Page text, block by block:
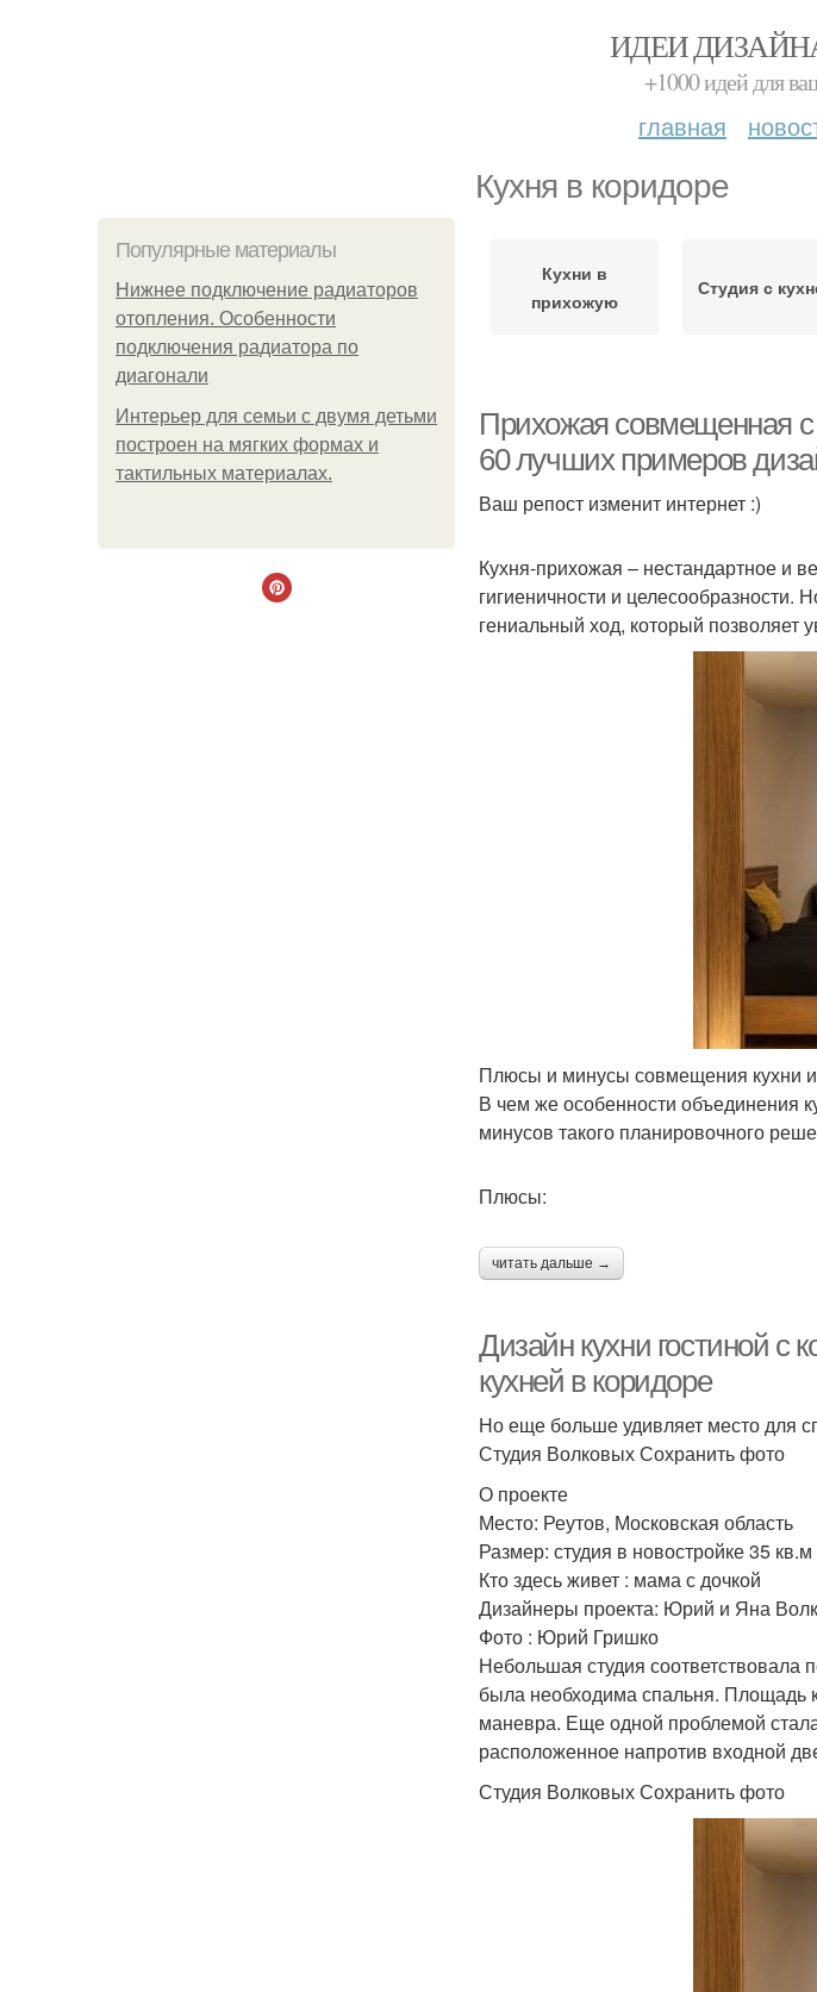
ИДЕИ
+1000 идей для
главная
Кухня в коридоре
Популярные материалы
Нижнее подключение радиаторов
отопления. Особенности
подключения радиатора по
диагонали
Интерьер для семьи с двумя детьми
построен на мягких формах и
тактильных материалах.
Кухни в
прихожую
Студия с
Прихожая совмещенная с
60 лучших примеров
Ваш репост изменит интернет :)
Кухня-прихожая – нестандартное и
гигиеничности и
гениальный ход, который позволяет
Плюсы и минусы совмещения кухни
В чем же особенности объединения
минусов такого планировочного
Плюсы:
читать дальше →
Дизайн кухни гостиной с
кухней в коридоре
Но еще больше удивляет место для
Студия Волковых Сохранить фото
О проекте
Место: Реутов, Московская область
Размер: студия в новостройке 35 кв.м
Кто здесь живет : мама с дочкой
Дизайнеры проекта: Юрий и Яна
Фото : Юрий Гришко
Небольшая студия
была необходима спальня. Площадь
маневра. Еще одной проблемой
расположенное напротив входной
Студия Волковых Сохранить фото